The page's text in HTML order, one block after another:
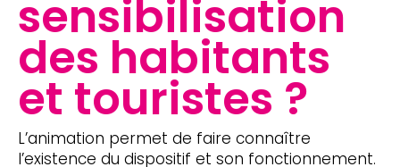
sensibilisation
des habitants
et touristes ?
L’animation permet de faire connaître
l’existence du dispositif et son fonctionnement.